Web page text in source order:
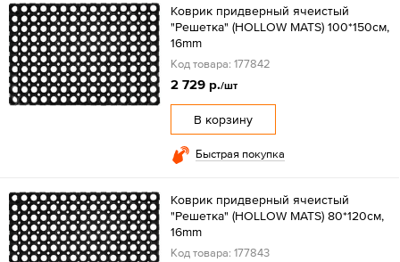
Коврик придверный ячеистый
"Решетка" (HOLLOW MATS) 100*150см,
16mm
Код товара: 177842
2 729 р./шт
В корзину
Быстрая покупка
Коврик придверный ячеистый
"Решетка" (HOLLOW MATS) 80*120см,
16mm
Код товара: 177843